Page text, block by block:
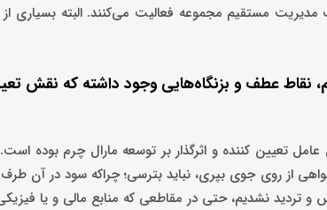
مستقیم مجموعه فعالیت می‌کنند. البته بسیاری
نقاط عطف و بزنگاه‌هایی وجود داشته که نقش
عامل تعیین کننده و اثرگذار بر توسعه مارال چرم بوده
از روی جوی بپری، نباید بترسی؛ چراکه سود در آن
و تردید نشدیم، حتی در مقاطعی که منابع مالی و یا